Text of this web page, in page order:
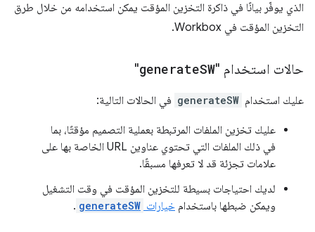
الذي يوفّر بيانًا في ذاكرة التخزين المؤقت يمكن استخدامه من خلال طرق
التخزين المؤقت في Workbox.
حالات استخدام " generateSW
"
عليك استخدام generateSW في الحالات التالية:
عليك تخزين الملفات المرتبطة بعملية التصميم مؤقتًا، بما
في ذلك الملفات التي تحتوي عناوين URL الخاصة بها على
علامات تجزئة قد لا تعرفها مسبقًا.
لديك احتياجات بسيطة للتخزين المؤقت في وقت التشغيل
ويمكن ضبطها باستخدام خيارات generateSW
.